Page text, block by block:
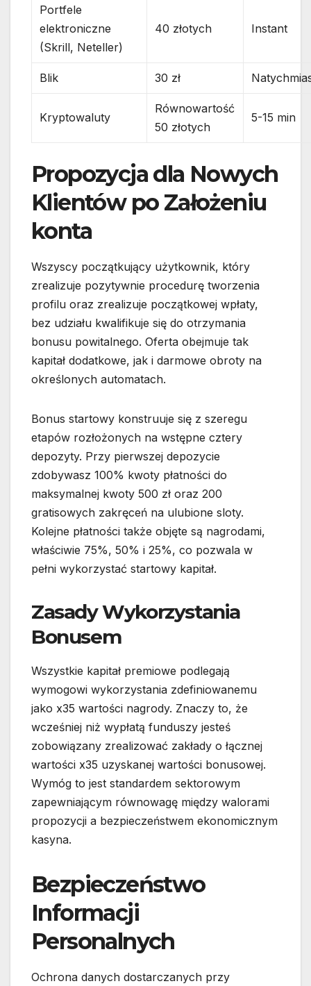
Portfele
elektroniczne
(Skrill, Neteller)
40 złotych Instant
Blik 30 zł
Kryptowaluty
Równowartość
50 złotych
5-15 min
Propozycja dla Nowych
Klientów po Założeniu
konta
Wszyscy początkujący użytkownik, który
zrealizuje pozytywnie procedurę tworzenia
profilu oraz zrealizuje początkowej wpłaty,
bez udziału kwalifikuje się do otrzymania
bonusu powitalnego. Oferta obejmuje tak
kapitał dodatkowe, jak i darmowe obroty na
określonych automatach.
Bonus startowy konstruuje się z szeregu
etapów rozłożonych na wstępne cztery
depozyty. Przy pierwszej depozycie
zdobywasz 100% kwoty płatności do
maksymalnej kwoty 500 zł oraz 200
gratisowych zakręceń na ulubione sloty.
Kolejne płatności także objęte są nagrodami,
właściwie 75%, 50% i 25%, co pozwala w
pełni wykorzystać startowy kapitał.
Zasady Wykorzystania
Bonusem
Wszystkie kapitał premiowe podlegają
wymogowi wykorzystania zdefiniowanemu
jako x35 wartości nagrody. Znaczy to, że
wcześniej niż wypłatą funduszy jesteś
zobowiązany zrealizować zakłady o łącznej
wartości x35 uzyskanej wartości bonusowej.
Wymóg to jest standardem sektorowym
zapewniającym równowagę między walorami
propozycji a bezpieczeństwem ekonomicznym
kasyna.
Bezpieczeństwo
Informacji
Personalnych
Ochrona danych dostarczanych przy